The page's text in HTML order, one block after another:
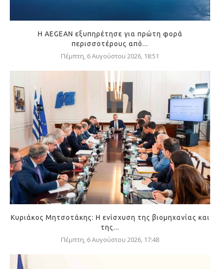
Η AEGEAN εξυπηρέτησε για πρώτη φορά
περισσοτέρους από...
Πέμπτη, 6 Αυγούστου 2026, 18:51
Κυριάκος Μητσοτάκης: Η ενίσχυση της βιομηχανίας και
της...
Πέμπτη, 6 Αυγούστου 2026, 17:48